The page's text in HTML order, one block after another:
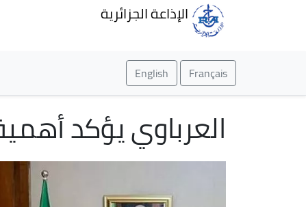
الإذاعة الجزائرية
Français
English
العرباوي يؤكد أهمية